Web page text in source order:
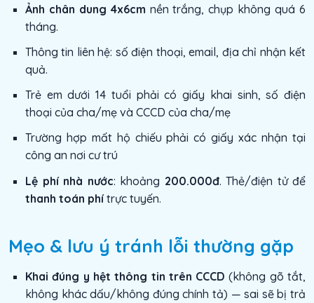
Ảnh chân dung 4x6cm nền trắng, chụp không quá 6
tháng.
Thông tin liên hệ: số điện thoại, email, địa chỉ nhận kết
quả.
Trẻ em dưới 14 tuổi phải có giấy khai sinh, số điện
thoại của cha/mẹ và CCCD của cha/mẹ
Trường hợp mất hộ chiếu phải có giấy xác nhận tại
công an nơi cư trú
Lệ phí nhà nước: khoảng 200.000đ. Thẻ/điện tử để
thanh toán phítrực tuyến.
Mẹo & lưu ý tránh lỗi thường gặp
Khai đúng y hệt thông tin trên CCCD (không gõ tắt,
không khác dấu/không đúng chính tả) — sai sẽ bị trả